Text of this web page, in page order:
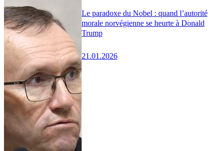
Le paradoxe du Nobel : quand l’autorité
morale norvégienne se heurte à Donald
Trump
21.01.2026